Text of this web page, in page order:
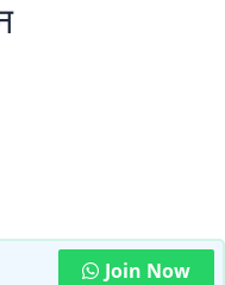
Join Now